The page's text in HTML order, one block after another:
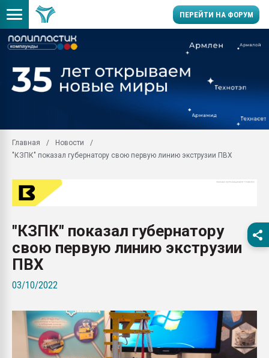
ПЕРЕЙТИ НА ФОРУМ
Вакуум-формовочные
28.07.2026
Материал поверхности
вакуумного
Продам отходы
ПЕРЕЙТИ НА
Главная
Новости
"КЗПК" показал губернатору свою первую линию экструзии ПВХ
"КЗПК" показал губернатору
свою первую линию экструзии
ПВХ
03/10/2022